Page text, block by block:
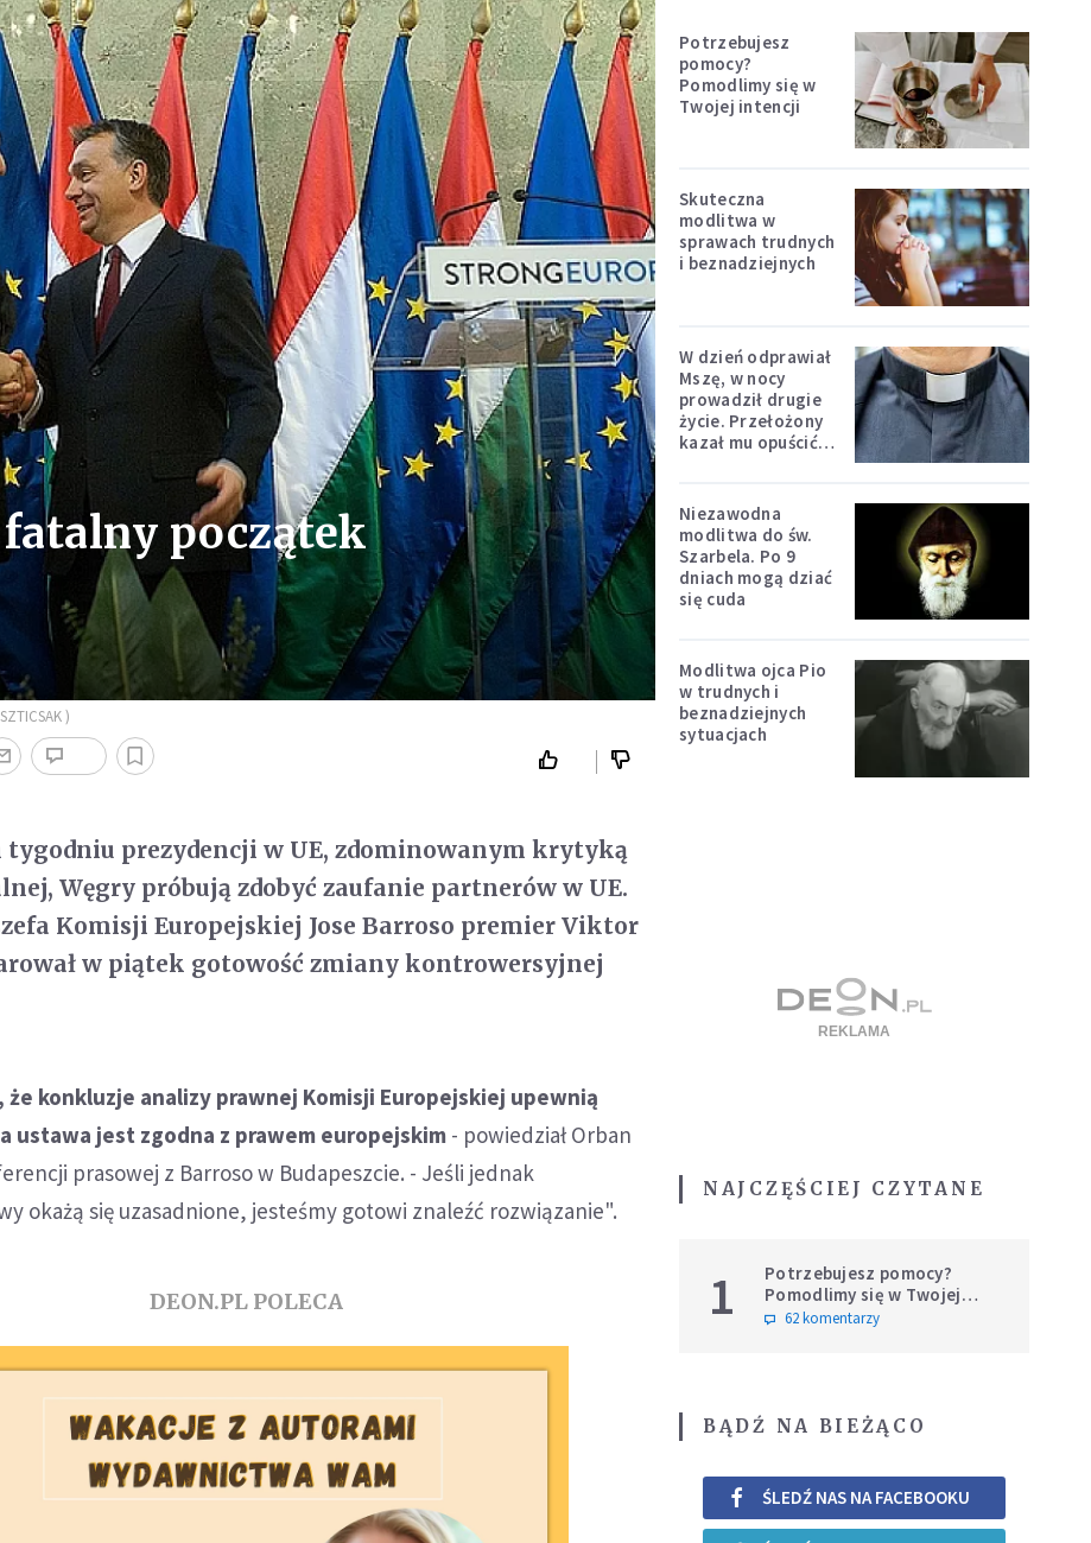
początek
)
tygodniu prezydencji w UE, zdominowanym krytyką
Węgry próbują zdobyć zaufanie partnerów w UE.
Komisji Europejskiej Jose Barroso premier Viktor
w piątek gotowość zmiany kontrowersyjnej
że konkluzje analizy prawnej Komisji Europejskiej upewnią
ustawa jest zgodna z prawem europejskim - powiedział Orban
prasowej z Barroso w Budapeszcie. - Jeśli jednak
okażą się uzasadnione, jesteśmy gotowi znaleźć rozwiązanie".
DEON.PL POLECA
Potrzebujesz
pomocy?
Pomodlimy się w
Twojej intencji
Skuteczna
modlitwa w
sprawach trudnych
i beznadziejnych
W dzień odprawiał
Mszę, w nocy
prowadził drugie
życie. Przełożony
kazał mu opuścić
Niezawodna
modlitwa do św.
Szarbela. Po 9
dniach mogą dziać
się cuda
Modlitwa ojca Pio
w trudnych i
beznadziejnych
sytuacjach
NAJCZĘŚCIEJ CZYTANE
1
Potrzebujesz pomocy?
Pomodlimy się w Twojej
intencji
62 komentarzy
BĄDŹ NA BIEŻĄCO
ŚLEDŹ NAS NA FACEBOOKU